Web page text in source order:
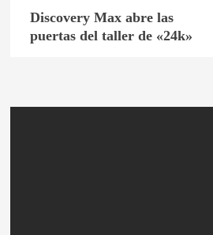
Discovery Max abre las
puertas del taller de «24k»